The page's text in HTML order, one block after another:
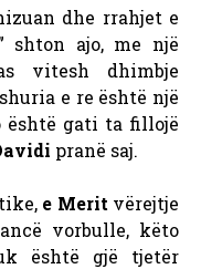
dhe rrahjet e
shton ajo, me një
vitesh dhimbje
e re është një
është gati ta fillojë
pranë saj.
e Merit vërejtje
vorbulle, këto
është gjë tjetër